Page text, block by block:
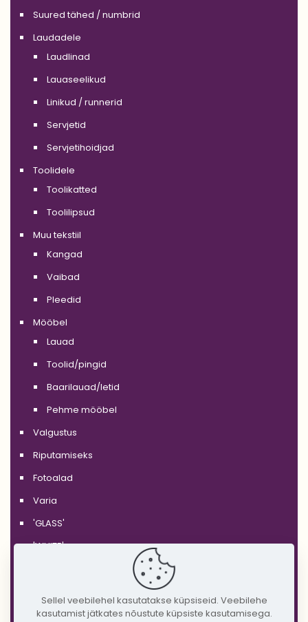
Suured tähed / numbrid
Laudadele
Laudlinad
Lauaseelikud
Linikud / runnerid
Servjetid
Servjetihoidjad
Toolidele
Toolikatted
Toolilipsud
Muu tekstiil
Kangad
Vaibad
Pleedid
Mööbel
Lauad
Toolid/pingid
Baarilauad/letid
Pehme mööbel
Valgustus
Riputamiseks
Fotoalad
Varia
'GLASS'
'WHITE'
'GOLD'
Sellel veebilehel kasutatakse küpsiseid. Veebilehe
kasutamist jätkates nõustute küpsiste kasutamisega.